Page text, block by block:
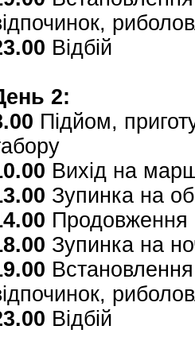
Відбій
2:
Підйом,
Вихід на
Зупинка на
Продовження
Зупинка на
Відбій